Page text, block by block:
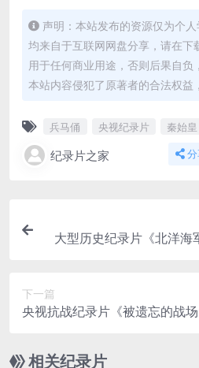
声明：本站发布的资源仅为个
均来自于互联网网盘分享，请在下
用于任何商业用途，否则后果自
本站内容侵犯了原著者的合法权益
兵马俑 央视纪录片 秦始皇
纪录片之家
大型历史纪录片《北洋海
下一篇
央视抗战纪录片《被遗忘的战
相关纪录片